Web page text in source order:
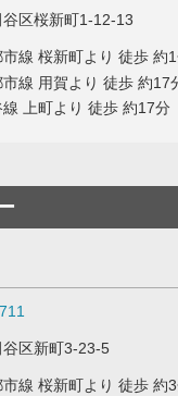
区桜新町1-12-13
線 桜新町より 徒歩 約
線 用賀より 徒歩 約17
上町より 徒歩 約17分
区新町3-23-5
線 桜新町より 徒歩 約